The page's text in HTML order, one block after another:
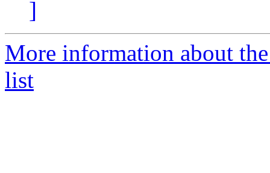
]
More information about
list